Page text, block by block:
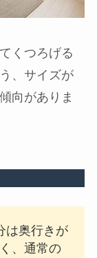
くつろげる
、サイズが
向がありま
は奥行きが
、通常の